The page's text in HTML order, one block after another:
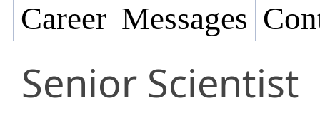
Career Messages
Senior Scientist